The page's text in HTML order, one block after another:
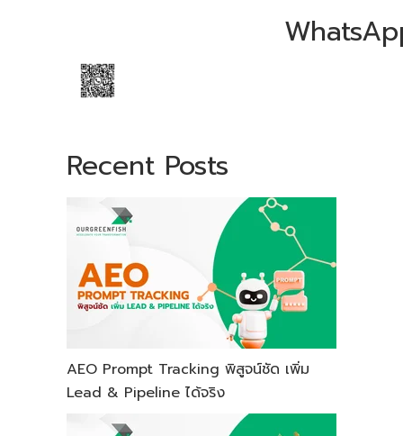
Recent Posts
AEO Prompt Tracking พิสูจน์ชัด เพิ่ม
Lead & Pipeline ได้จริง